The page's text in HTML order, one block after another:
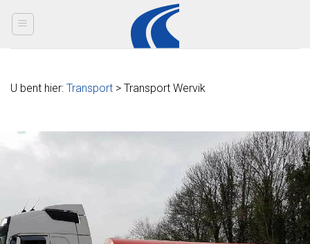
U bent hier: Transport > Transport Wervik